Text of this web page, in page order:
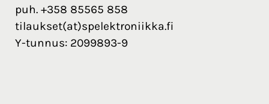
puh. +358 85565 858
tilaukset(at)spelektroniikka.fi
Y-tunnus: 2099893-9